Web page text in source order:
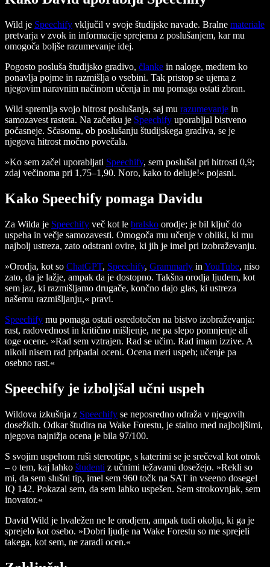
Wild je Speechify vključil v svoje študijske navade. Bralne materiale
pretvarja v zvok in informacije sprejema z poslušanjem, kar mu
omogoča boljše razumevanje idej.
Pogosto posluša študijsko gradivo, članke in naloge, medtem ko
ponavlja pojme in razmišlja o vsebini. Tak pristop se ujema z
njegovim naravnim načinom učenja in mu pomaga ostati zbran.
Wild spremlja svojo hitrost poslušanja, saj mu razumevanje in
samozavest rasteta. Na začetku je Speechify uporabljal bistveno
počasneje. Sčasoma, ob poslušanju študijskega gradiva, se je
njegova hitrost močno povečala.
»Ko sem začel uporabljati Speechify, sem poslušal pri hitrosti 0,9;
zdaj večinoma pri 1,75–1,90. Noro, kako to deluje!« pojasni.
Kako Speechify pomaga Davidu
Za Wilda je Speechify več kot le bralsko orodje; je bil ključ do
uspeha in večje samozavesti. Omogoča mu učenje v obliki, ki mu
najbolj ustreza, zato odstrani ovire, ki jih je imel pri izobraževanju.
»Orodja, kot so ChatGPT, Speechify, Grammarly in YouTube, niso
zato, da je lažje, ampak da je dostopno. Takšna orodja ljudem, kot
sem jaz, ki razmišljamo drugače, končno dajo glas, ki ustreza
našemu razmišljanju,« pravi.
Speechify mu pomaga ostati osredotočen na bistvo izobraževanja:
rast, radovednost in kritično mišljenje, ne pa slepo pomnjenje ali
toge ocene. »Rad sem vztrajen. Rad se učim. Rad imam izzive. A
nikoli nisem rad pripadal oceni. Ocena meri uspeh; učenje pa
osebno rast.«
Speechify je izboljšal učni uspeh
Wildova izkušnja z Speechify se neposredno odraža v njegovih
dosežkih. Odkar študira na Wake Forestu, je stalno med najboljšimi,
njegova najnižja ocena je bila 97/100.
S svojim uspehom ruši stereotipe, s katerimi se je srečeval kot otrok
– o tem, kaj lahko študenti z učnimi težavami dosežejo. »Rekli so
mi, da sem slušni tip, imel sem 960 točk na SAT in vseeno dosegel
IQ 142. Pokazal sem, da sem lahko uspešen. Sem strokovnjak, sem
inovator.«
David Wild je hvaležen ne le orodjem, ampak tudi okolju, ki ga je
sprejelo kot osebo. »Dobri ljudje na Wake Forestu so me sprejeli
takega, kot sem, ne zaradi ocen.«